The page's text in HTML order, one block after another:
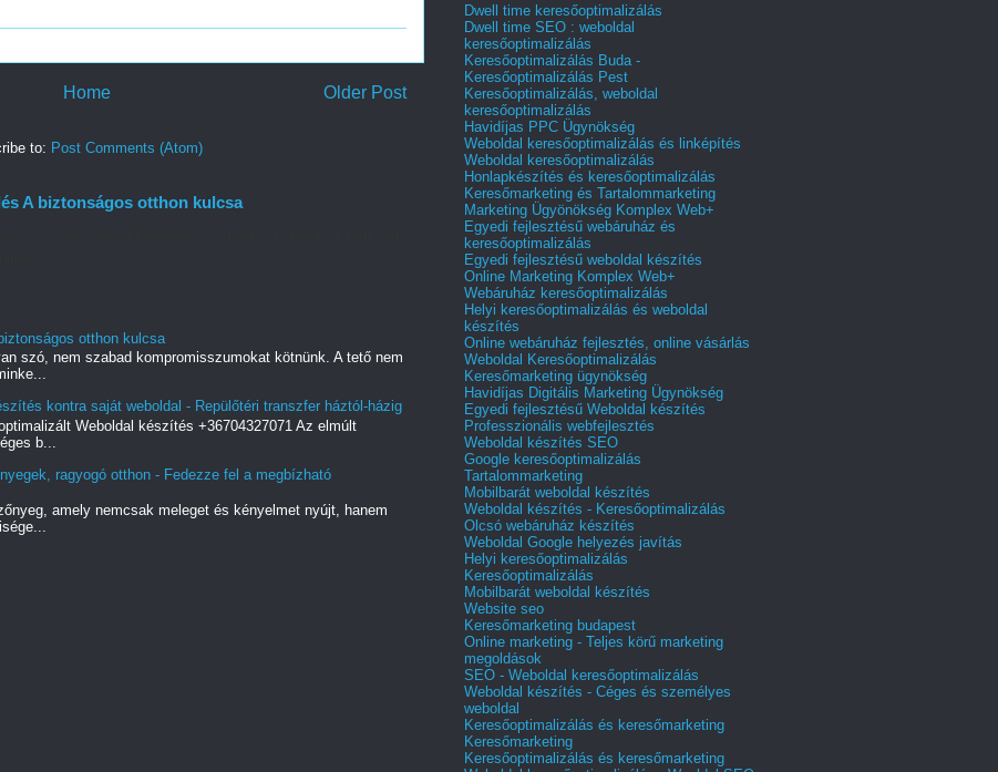
Older Post
Home
to: Post Comments (Atom)
A biztonságos otthon kulcsa
otthon kulcsa
szó, nem szabad kompromisszumokat kötnünk. A tető nem
kontra saját weboldal - Repülőtéri transzfer háztól-házig
Weboldal készítés +36704327071 Az elmúlt
b...
ragyogó otthon - Fedezze fel a megbízható
amely nemcsak meleget és kényelmet nyújt, hanem
Dwell time keresőoptimalizálás
Dwell time SEO : weboldal
keresőoptimalizálás
Keresőoptimalizálás Buda -
Keresőoptimalizálás Pest
Keresőoptimalizálás, weboldal
keresőoptimalizálás
Havidíjas PPC Ügynökség
Weboldal keresőoptimalizálás és linképítés
Weboldal keresőoptimalizálás
Honlapkészítés és keresőoptimalizálás
Keresőmarketing és Tartalommarketing
Marketing Ügyönökség Komplex Web+
Egyedi fejlesztésű webáruház és
keresőoptimalizálás
Egyedi fejlesztésű weboldal készítés
Online Marketing Komplex Web+
Webáruház keresőoptimalizálás
Helyi keresőoptimalizálás és weboldal
készítés
Online webáruház fejlesztés, online vásárlás
Weboldal Keresőoptimalizálás
Keresőmarketing ügynökség
Havidíjas Digitális Marketing Ügynökség
Egyedi fejlesztésű Weboldal készítés
Professzionális webfejlesztés
Weboldal készítés SEO
Google keresőoptimalizálás
Tartalommarketing
Mobilbarát weboldal készítés
Weboldal készítés - Keresőoptimalizálás
Olcsó webáruház készítés
Weboldal Google helyezés javítás
Helyi keresőoptimalizálás
Keresőoptimalizálás
Mobilbarát weboldal készítés
Website seo
Keresőmarketing budapest
Online marketing - Teljes körű marketing
megoldások
SEO - Weboldal keresőoptimalizálás
Weboldal készítés - Céges és személyes
weboldal
Keresőoptimalizálás és keresőmarketing
Keresőmarketing
Keresőoptimalizálás és keresőmarketing